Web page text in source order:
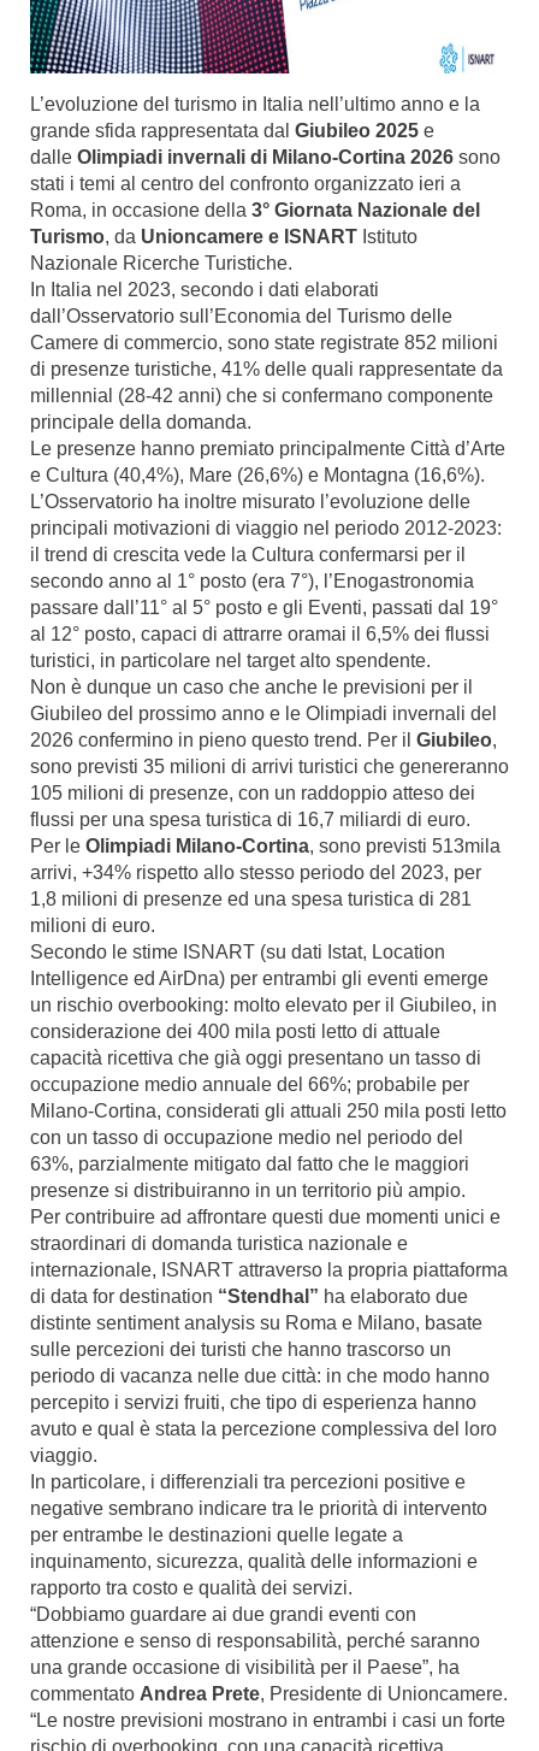
L’evoluzione del turismo in Italia nell’ultimo anno e la
grande sfida rappresentata dal Giubileo 2025 e
dalle Olimpiadi invernali di Milano-Cortina 2026 sono
stati i temi al centro del confronto organizzato ieri a
Roma, in occasione della 3° Giornata Nazionale del
Turismo, da Unioncamere e ISNART Istituto
Nazionale Ricerche Turistiche.
In Italia nel 2023, secondo i dati elaborati
dall’Osservatorio sull’Economia del Turismo delle
Camere di commercio, sono state registrate 852 milioni
di presenze turistiche, 41% delle quali rappresentate da
millennial (28-42 anni) che si confermano componente
principale della domanda.
Le presenze hanno premiato principalmente Città d’Arte
e Cultura (40,4%), Mare (26,6%) e Montagna (16,6%).
L’Osservatorio ha inoltre misurato l’evoluzione delle
principali motivazioni di viaggio nel periodo 2012-2023:
il trend di crescita vede la Cultura confermarsi per il
secondo anno al 1° posto (era 7°), l’Enogastronomia
passare dall’11° al 5° posto e gli Eventi, passati dal 19°
al 12° posto, capaci di attrarre oramai il 6,5% dei flussi
turistici, in particolare nel target alto spendente.
Non è dunque un caso che anche le previsioni per il
Giubileo del prossimo anno e le Olimpiadi invernali del
2026 confermino in pieno questo trend. Per il Giubileo,
sono previsti 35 milioni di arrivi turistici che genereranno
105 milioni di presenze, con un raddoppio atteso dei
flussi per una spesa turistica di 16,7 miliardi di euro.
Per le Olimpiadi Milano-Cortina, sono previsti 513mila
arrivi, +34% rispetto allo stesso periodo del 2023, per
1,8 milioni di presenze ed una spesa turistica di 281
milioni di euro.
Secondo le stime ISNART (su dati Istat, Location
Intelligence ed AirDna) per entrambi gli eventi emerge
un rischio overbooking: molto elevato per il Giubileo, in
considerazione dei 400 mila posti letto di attuale
capacità ricettiva che già oggi presentano un tasso di
occupazione medio annuale del 66%; probabile per
Milano-Cortina, considerati gli attuali 250 mila posti letto
con un tasso di occupazione medio nel periodo del
63%, parzialmente mitigato dal fatto che le maggiori
presenze si distribuiranno in un territorio più ampio.
Per contribuire ad affrontare questi due momenti unici e
straordinari di domanda turistica nazionale e
internazionale, ISNART attraverso la propria piattaforma
di data for destination “Stendhal” ha elaborato due
distinte sentiment analysis su Roma e Milano, basate
sulle percezioni dei turisti che hanno trascorso un
periodo di vacanza nelle due città: in che modo hanno
percepito i servizi fruiti, che tipo di esperienza hanno
avuto e qual è stata la percezione complessiva del loro
viaggio.
In particolare, i differenziali tra percezioni positive e
negative sembrano indicare tra le priorità di intervento
per entrambe le destinazioni quelle legate a
inquinamento, sicurezza, qualità delle informazioni e
rapporto tra costo e qualità dei servizi.
“Dobbiamo guardare ai due grandi eventi con
attenzione e senso di responsabilità, perché saranno
una grande occasione di visibilità per il Paese”, ha
commentato Andrea Prete, Presidente di Unioncamere.
“Le nostre previsioni mostrano in entrambi i casi un forte
rischio di overbooking, con una capacità ricettiva